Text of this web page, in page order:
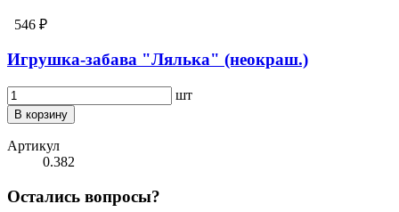
546 ₽
Игрушка-забава "Лялька" (неокраш.)
шт
В корзину
Артикул
0.382
Остались вопросы?